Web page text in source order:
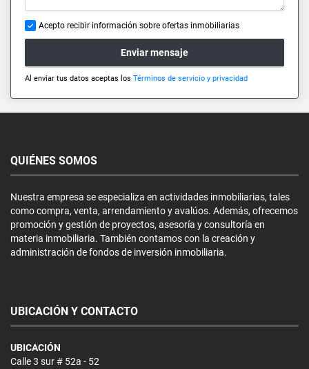
Acepto recibir información sobre ofertas inmobiliarias
Enviar mensaje
Al enviar tus datos aceptas los Términos de servicio y privacidad
QUIÉNES SOMOS
Nuestra empresa se especializa en actividades inmobiliarias, tales
como compra, venta, arrendamiento y avalúos. Además, ofrecemos
promoción y gestión de proyectos, asesoría y consultoría en
materia inmobiliaria. También contamos con la creación y
administración de fondos de inversión inmobiliaria.
UBICACIÓN Y CONTACTO
UBICACIÓN
Calle 3 sur # 52a - 52